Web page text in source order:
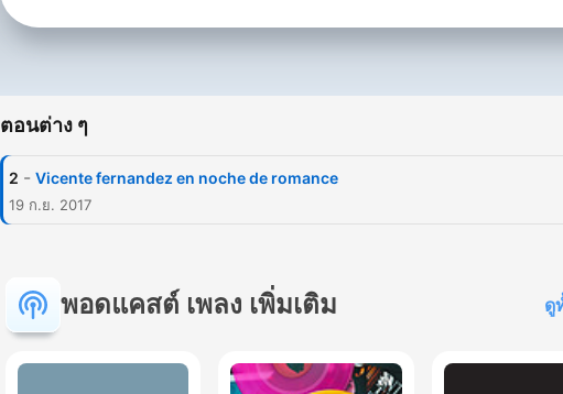
ตอนต่าง ๆ
2 - Vicente fernandez en noche de romance
19 ก.ย. 2017
พอดแคสต์ เพลง เพิ่มเติม ดู